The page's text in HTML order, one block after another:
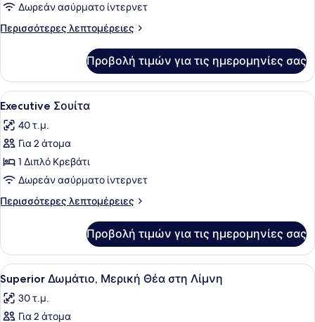
Standard
Δίκλινο
Δωμάτιο
ή
Twin)
Δωρεάν ασύρματο ίντερνετ
Περισσότερες λεπτομέρειες
Περισσότερες
Δίκλινο
Δωμάτιο
(Double
Twin)
Προβολή τιμών για τις ημερομηνίες σας
Προβολή
όλων
των
φωτογραφιών
για
Executive
Σουίτα
Ένα δωμάτιο ξενοδοχείου με ένα
4
Executive Σουίτα
40 τ.μ.
Για 2 άτομα
1 Διπλό Κρεβάτι
Δωρεάν ασύρματο ίντερνετ
Περισσότερες λεπτομέρειες
Περισσότερες
Σουίτα
Προβολή τιμών για τις ημερομηνίες σας
Προβολή
όλων
των
Ένα δωμάτιο ξενοδοχείου με ένα
5
Superior Δωμάτιο, Μερική Θέα στη Λίμνη
30 τ.μ.
Για 2 άτομα